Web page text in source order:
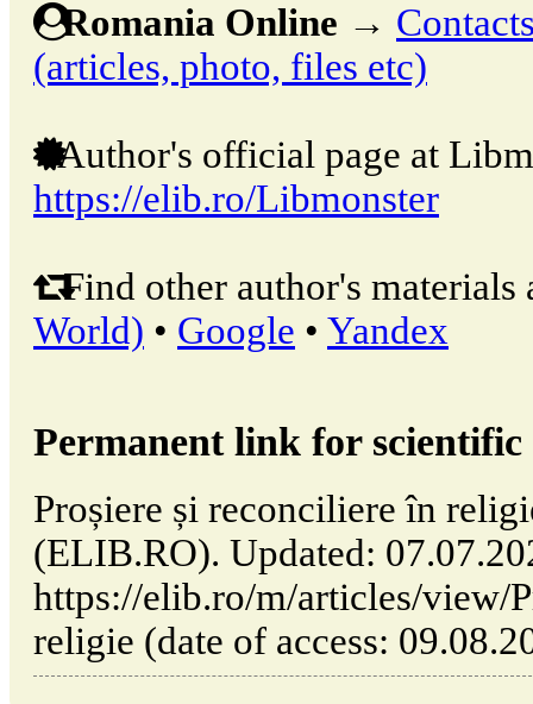
Romania Online →
(articles, photo, files etc)
Author's official page at
https://elib.ro/Libmonster
Find other author's materials
World) • Google • Yandex
Permanent link for
Proșiere și reconciliere în
(ELIB.RO). Updated:
https://elib.ro/m/articles/view/
religie (date of access: